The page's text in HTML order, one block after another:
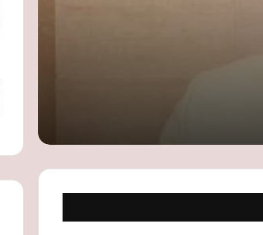
مي عمر بقميص منتخب مصر تخطف الأنظار